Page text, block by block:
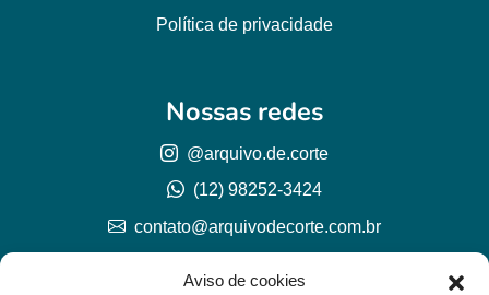
Aviso de cookies
Política de privacidade
Nossas redes
@arquivo.de.corte
(12) 98252-3424
contato@arquivodecorte.com.br